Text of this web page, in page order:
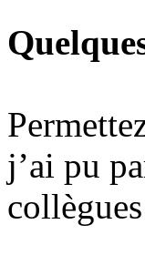
j’ai pu